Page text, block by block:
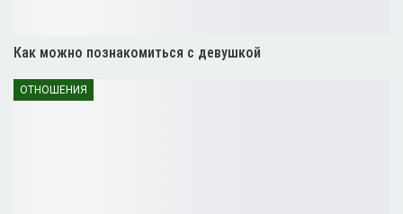
Как можно познакомиться с девушкой
ОТНОШЕНИЯ